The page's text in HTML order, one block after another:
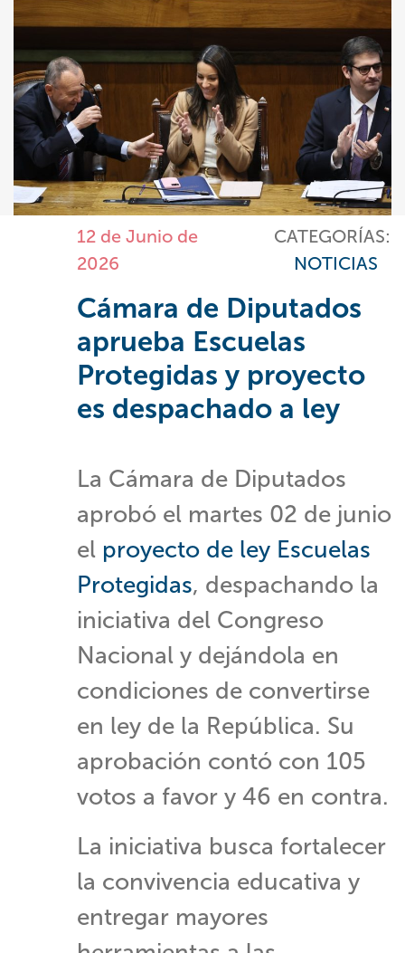
12 de Junio de
2026
CATEGORÍAS:
NOTICIAS
Cámara de Diputados
aprueba Escuelas
Protegidas y proyecto
es despachado a ley
La Cámara de Diputados
aprobó el martes 02 de junio
el proyecto de ley Escuelas
Protegidas, despachando la
iniciativa del Congreso
Nacional y dejándola en
condiciones de convertirse
en ley de la República. Su
aprobación contó con 105
votos a favor y 46 en contra.
La iniciativa busca fortalecer
la convivencia educativa y
entregar mayores